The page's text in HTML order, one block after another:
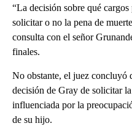
“La decisión sobre qué
solicitar o no la pena de
consulta con el señor
finales.
No obstante, el juez concluyó
decisión de Gray de solicitar
influenciada por la
de su hijo.